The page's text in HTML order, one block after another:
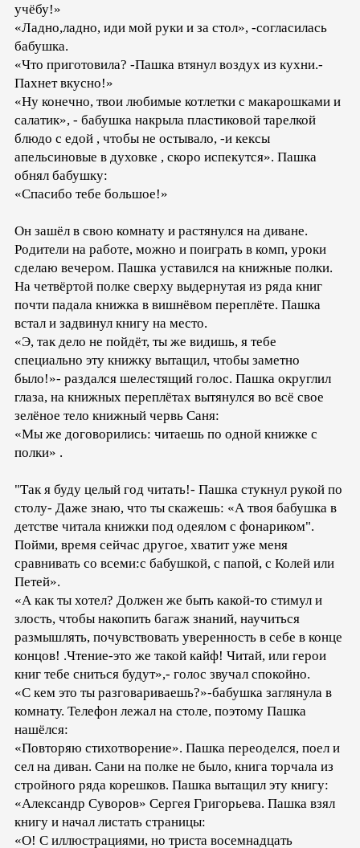
учёбу!»
«Ладно,ладно, иди мой руки и за стол», -согласилась
бабушка.
«Что приготовила? -Пашка втянул воздух из кухни.-
Пахнет вкусно!»
«Ну конечно, твои любимые котлетки с макарошками и
салатик», - бабушка накрыла пластиковой тарелкой
блюдо с едой , чтобы не остывало, -и кексы
апельсиновые в духовке , скоро испекутся». Пашка
обнял бабушку:
«Спасибо тебе большое!»
Он зашёл в свою комнату и растянулся на диване.
Родители на работе, можно и поиграть в комп, уроки
сделаю вечером. Пашка уставился на книжные полки.
На четвёртой полке сверху выдернутая из ряда книг
почти падала книжка в вишнёвом переплёте. Пашка
встал и задвинул книгу на место.
«Э, так дело не пойдёт, ты же видишь, я тебе
специально эту книжку вытащил, чтобы заметно
было!»- раздался шелестящий голос. Пашка округлил
глаза, на книжных переплётах вытянулся во всё свое
зелёное тело книжный червь Саня:
«Мы же договорились: читаешь по одной книжке с
полки» .
"Так я буду целый год читать!- Пашка стукнул рукой по
столу- Даже знаю, что ты скажешь: «А твоя бабушка в
детстве читала книжки под одеялом с фонариком".
Пойми, время сейчас другое, хватит уже меня
сравнивать со всеми:с бабушкой, с папой, с Колей или
Петей».
«А как ты хотел? Должен же быть какой-то стимул и
злость, чтобы накопить багаж знаний, научиться
размышлять, почувствовать уверенность в себе в конце
концов! .Чтение-это же такой кайф! Читай, или герои
книг тебе сниться будут»,- голос звучал спокойно.
«С кем это ты разговариваешь?»-бабушка заглянула в
комнату. Телефон лежал на столе, поэтому Пашка
нашёлся:
«Повторяю стихотворение». Пашка переоделся, поел и
сел на диван. Сани на полке не было, книга торчала из
стройного ряда корешков. Пашка вытащил эту книгу:
«Александр Суворов» Сергея Григорьева. Пашка взял
книгу и начал листать страницы:
«О! С иллюстрациями, но триста восемнадцать